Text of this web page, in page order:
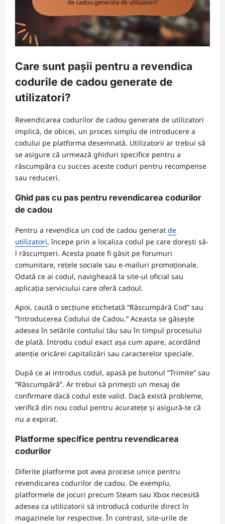
Care sunt pașii pentru a revendica
codurile de cadou generate de
utilizatori?
Revendicarea codurilor de cadou generate de utilizatori
implică, de obicei, un proces simplu de introducere a
codului pe platforma desemnată. Utilizatorii ar trebui să
se asigure că urmează ghiduri specifice pentru a
răscumpăra cu succes aceste coduri pentru recompense
sau reduceri.
Ghid pas cu pas pentru revendicarea codurilor
de cadou
Pentru a revendica un cod de cadou generat de
utilizatori, începe prin a localiza codul pe care dorești să-
l răscumperi. Acesta poate fi găsit pe forumuri
comunitare, rețele sociale sau e-mailuri promoționale.
Odată ce ai codul, navighează la site-ul oficial sau
aplicația serviciului care oferă cadoul.
Apoi, caută o secțiune etichetată “Răscumpără Cod” sau
“Introducerea Codului de Cadou.” Aceasta se găsește
adesea în setările contului tău sau în timpul procesului
de plată. Introdu codul exact așa cum apare, acordând
atenție oricărei capitalizări sau caracterelor speciale.
După ce ai introdus codul, apasă pe butonul “Trimite” sau
“Răscumpără”. Ar trebui să primești un mesaj de
confirmare dacă codul este valid. Dacă există probleme,
verifică din nou codul pentru acuratețe și asigură-te că
nu a expirat.
Platforme specifice pentru revendicarea
codurilor
Diferite platforme pot avea procese unice pentru
revendicarea codurilor de cadou. De exemplu,
platformele de jocuri precum Steam sau Xbox necesită
adesea ca utilizatorii să introducă codurile direct în
magazinele lor respective. În contrast, site-urile de